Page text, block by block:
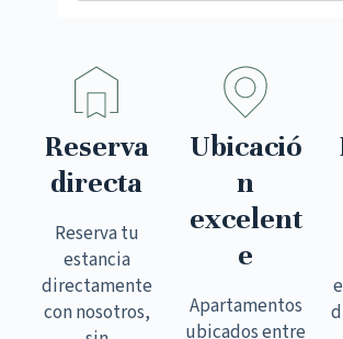
Reserva
directa
Reserva tu
estancia
directamente
con nosotros,
Ubicació
n
excelent
e
Apartamentos
ubicados entre